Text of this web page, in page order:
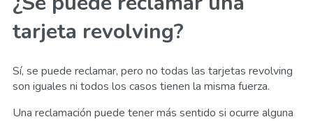
tarjeta revolving?
Sí, se puede reclamar, pero no todas las tarjetas revolving
son iguales ni todos los casos tienen la misma fuerza.
Una reclamación puede tener más sentido si ocurre alguna